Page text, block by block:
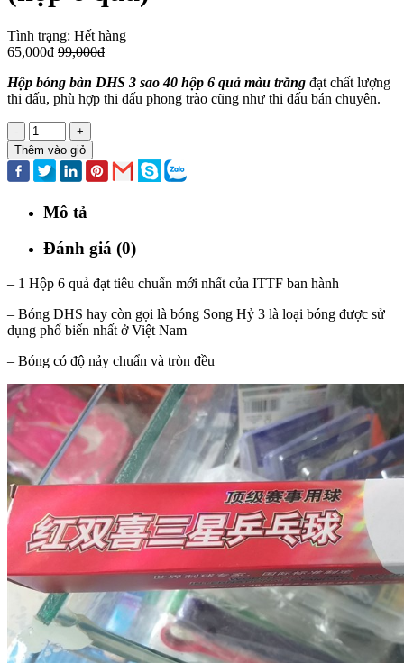
Tình trạng: Hết hàng
65,000đ 99,000đ
Hộp bóng bàn DHS 3 sao 40 hộp 6 quả màu trắng đạt chất lượng
thi đấu, phù hợp thi đấu phong trào cũng như thi đấu bán chuyên.
-
+
Thêm vào giỏ
Mô tả
Đánh giá (0)
– 1 Hộp 6 quả đạt tiêu chuẩn mới nhất của ITTF ban hành
– Bóng DHS hay còn gọi là bóng Song Hỷ 3 là loại bóng được sử
dụng phổ biến nhất ở Việt Nam
– Bóng có độ nảy chuẩn và tròn đều